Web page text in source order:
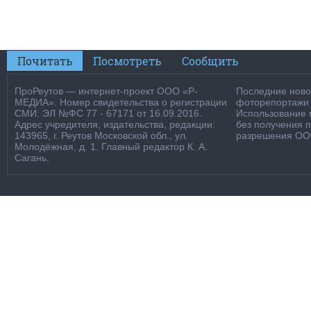
Почитать Посмотреть Сообщить
ПроРеутов — интернет-проект ООО «Р-
МЕДИА». Номер свидетельства о регистрации
СМИ: ЭЛ №ФС 77 - 67171 от 16.09.2016.
Адрес учредителя, издательства, редакции:
143965, г. Реутов Московской обл., ул.
Молодёжная, д. 1. Главный редактор К. А.
Сагань.
Последние
фоторепортажи
Использование
без получения
разрешения